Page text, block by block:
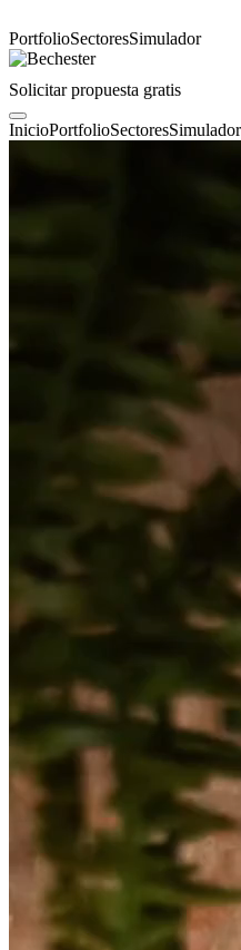
PortfolioSectoresSimulador
Solicitar propuesta gratis
InicioPortfolioSectoresSimulador